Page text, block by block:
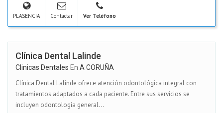
PLASENCIA Contactar Ver Teléfono
Clínica Dental Lalinde
Clinicas Dentales En A CORUÑA
Clínica Dental Lalinde ofrece atención odontológica integral con
tratamientos adaptados a cada paciente. Entre sus servicios se
incluyen odontología general...